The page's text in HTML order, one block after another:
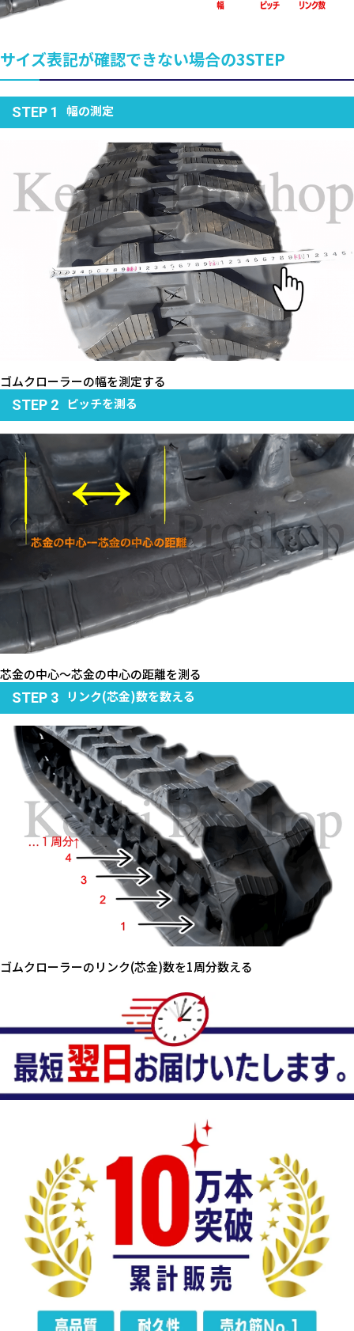
サイズ表記が確認できない場合の3STEP
STEP 1 幅の測定
ゴムクローラーの幅を測定する
STEP 2 ピッチを測る
芯金の中心～芯金の中心の距離を測る
STEP 3
リンク(芯金)数を数える
ゴムクローラーのリンク(芯金)数を1周分数える